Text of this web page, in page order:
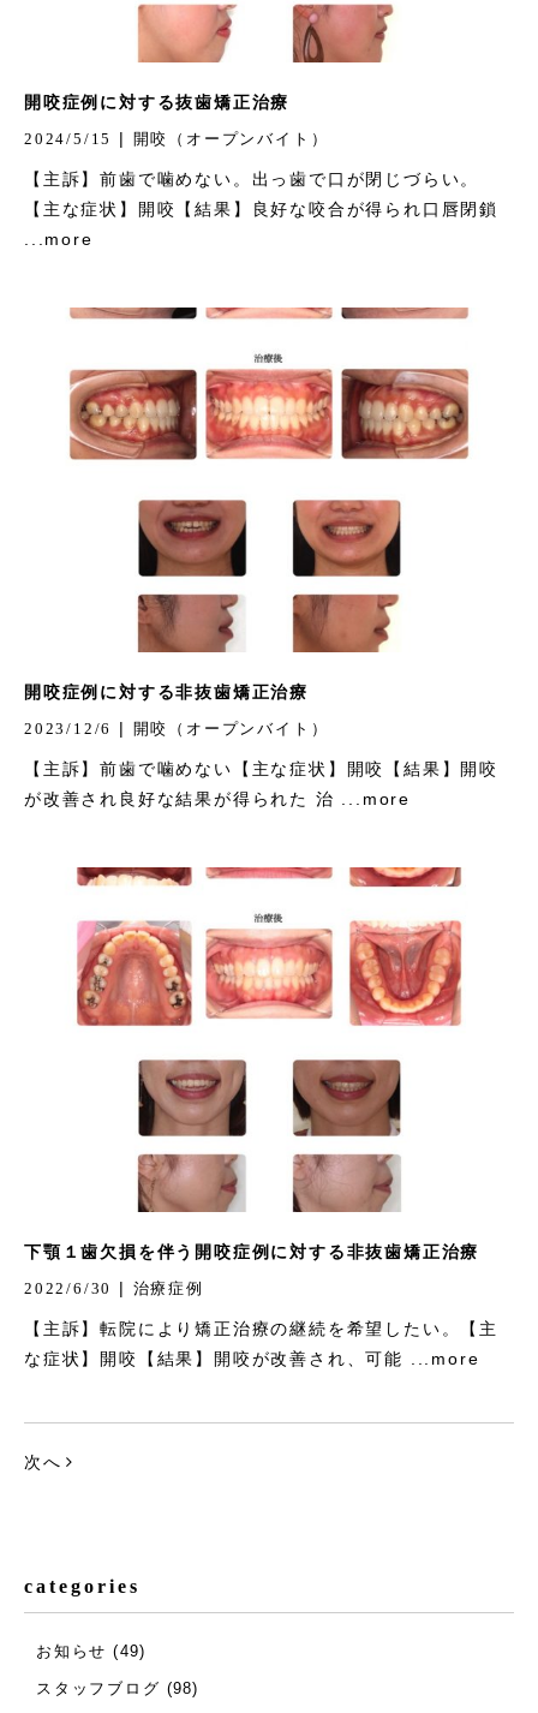
開咬症例に対する抜歯矯正治療
2024/5/15 | 開咬（オープンバイト）
【主訴】前歯で噛めない。出っ歯で口が閉じづらい。
【主な症状】開咬【結果】良好な咬合が得られ口唇閉鎖
...more
開咬症例に対する非抜歯矯正治療
2023/12/6 | 開咬（オープンバイト）
【主訴】前歯で噛めない【主な症状】開咬【結果】開咬
が改善され良好な結果が得られた 治 ...more
下顎１歯欠損を伴う開咬症例に対する非抜歯矯正治療
2022/6/30 | 治療症例
【主訴】転院により矯正治療の継続を希望したい。【主
な症状】開咬【結果】開咬が改善され、可能 ...more
次へ
categories
お知らせ (49)
スタッフブログ (98)